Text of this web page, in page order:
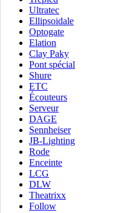
Ultratec
Ellipsoidale
Optogate
Elation
Clay Paky
Pont spécial
Shure
ETC
Écouteurs
Serveur
DAGE
Sennheiser
JB-Lighting
Rode
Enceinte
LCG
DLW
Theatrixx
Follow